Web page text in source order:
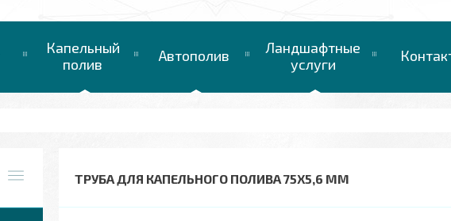
Капельный
полив
Автополив
Ландшафтные
услуги
ТРУБА ДЛЯ КАПЕЛЬНОГО ПОЛИВА 75Х5,6 ММ